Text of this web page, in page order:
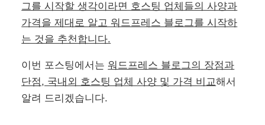
그를 시작할 생각이라면 호스팅 업체들의 사양과
가격을 제대로 알고 워드프레스 블로그를 시작하
는 것을 추천합니다.
이번 포스팅에서는 워드프레스 블로그의 장점과
단점, 국내외 호스팅 업체 사양 및 가격 비교해서
알려 드리겠습니다.